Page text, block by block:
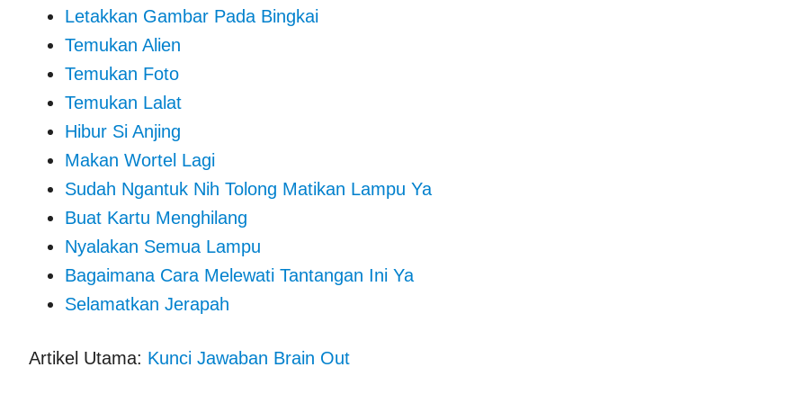
Letakkan Gambar Pada Bingkai
Temukan Alien
Temukan Foto
Temukan Lalat
Hibur Si Anjing
Makan Wortel Lagi
Sudah Ngantuk Nih Tolong Matikan Lampu Ya
Buat Kartu Menghilang
Nyalakan Semua Lampu
Bagaimana Cara Melewati Tantangan Ini Ya
Selamatkan Jerapah
Artikel Utama: Kunci Jawaban Brain Out